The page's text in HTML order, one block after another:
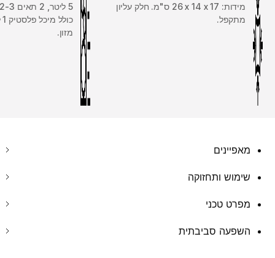
מידות: 26‎ x 14 x 17‏ ס"מ. חלק עליון
מתקפל.
מזון.
מאפיינים
שימוש ותחזוקה
מפרט טכני
השפעה סביבתית